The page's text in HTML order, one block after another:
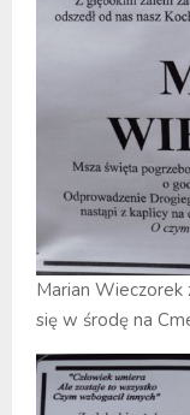
Marian Wieczorek
się w środę na